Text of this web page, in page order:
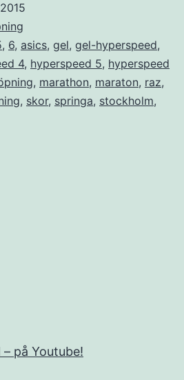
, 6, asics, gel, gel-hyperspeed,
4, hyperspeed 5, hyperspeed
, marathon, maraton, raz,
, skor, springa, stockholm,
på Youtube!